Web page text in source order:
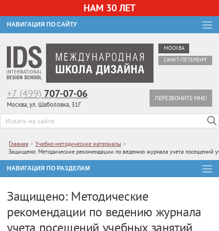
НАМ 30 ЛЕТ
НАВИГАЦИЯ ПО САЙТУ
МОСКВА
САНКТ-ПЕТЕРБУРГ
ПЕРЕЗВОНИТЕ МНЕ!
+7 (499) 707-07-06
Москва, ул. Шаболовка, 31Г
Главная > Учебно-методические материалы >
Защищено: Методические рекомендации по ведению журнала учета посещений
Защищено: Методические
рекомендации по ведению журнала
учета посещений учебных занятий
НАВИГАЦИЯ ПО РАЗДЕЛАМ